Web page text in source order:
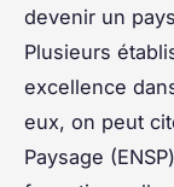
devenir un
Plusieurs
excellence
eux, on peut
Paysage